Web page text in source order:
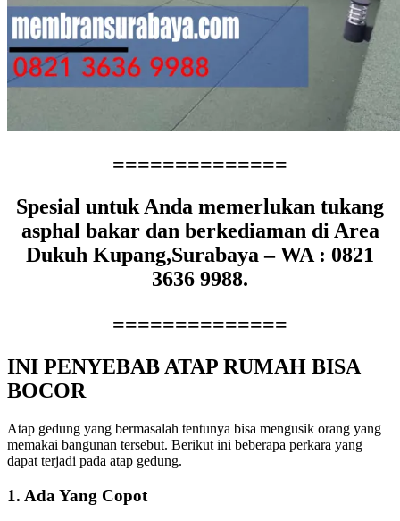
==============
Spesial untuk Anda memerlukan tukang
asphal bakar dan berkediaman di Area
Dukuh Kupang,Surabaya – WA : 0821
3636 9988.
==============
INI PENYEBAB ATAP RUMAH BISA
BOCOR
Atap gedung yang bermasalah tentunya bisa mengusik orang yang
memakai bangunan tersebut. Berikut ini beberapa perkara yang
dapat terjadi pada atap gedung.
1. Ada Yang Copot